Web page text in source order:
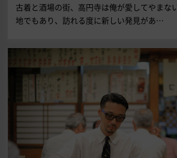
古着と酒場の街、高円寺は俺が愛してやまな
地でもあり、訪れる度に新しい発見があ…